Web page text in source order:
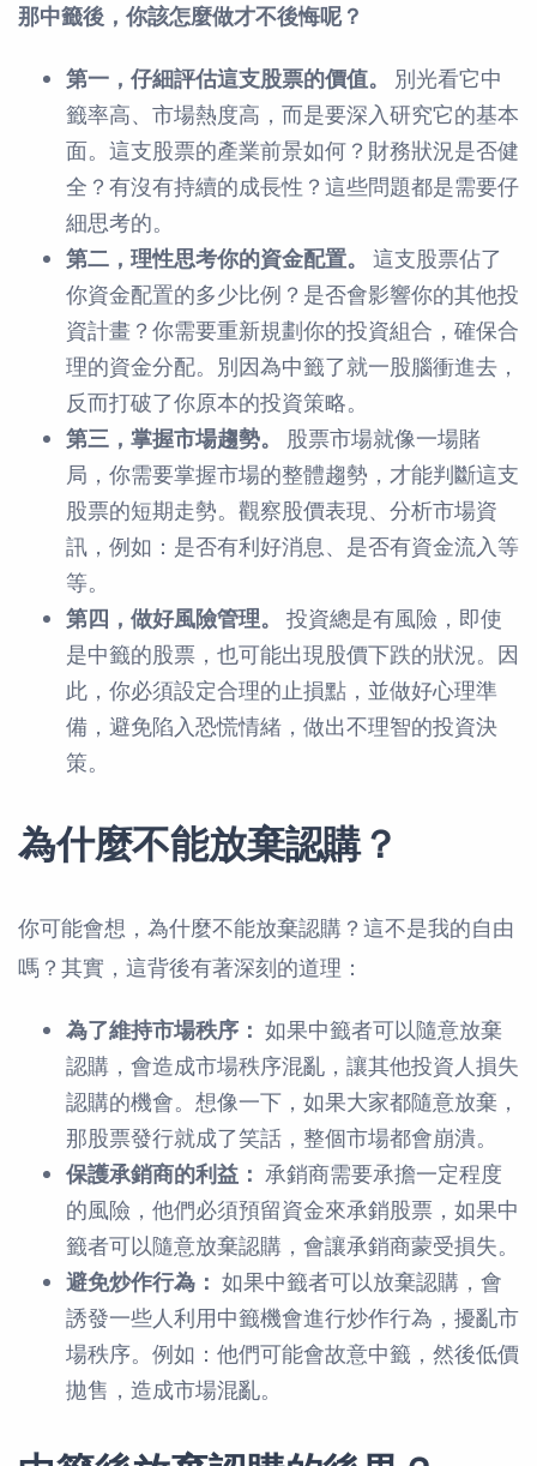
那中籤後，你該怎麼做才不後悔呢？
第一，仔細評估這支股票的價值。
別光看它中
籤率高、市場熱度高，而是要深入研究它的基本
面。這支股票的產業前景如何？財務狀況是否健
全？有沒有持續的成長性？這些問題都是需要仔
細思考的。
第二，理性思考你的資金配置。
這支股票佔了
你資金配置的多少比例？是否會影響你的其他投
資計畫？你需要重新規劃你的投資組合，確保合
理的資金分配。別因為中籤了就一股腦衝進去，
反而打破了你原本的投資策略。
第三，掌握市場趨勢。
股票市場就像一場賭
局，你需要掌握市場的整體趨勢，才能判斷這支
股票的短期走勢。觀察股價表現、分析市場資
訊，例如：是否有利好消息、是否有資金流入等
等。
第四，做好風險管理。
投資總是有風險，即使
是中籤的股票，也可能出現股價下跌的狀況。因
此，你必須設定合理的止損點，並做好心理準
備，避免陷入恐慌情緒，做出不理智的投資決
策。
為什麼不能放棄認購？
你可能會想，為什麼不能放棄認購？這不是我的自由
嗎？其實，這背後有著深刻的道理：
為了維持市場秩序： 如果中籤者可以隨意放棄
認購，會造成市場秩序混亂，讓其他投資人損失
認購的機會。想像一下，如果大家都隨意放棄，
那股票發行就成了笑話，整個市場都會崩潰。
保護承銷商的利益： 承銷商需要承擔一定程度
的風險，他們必須預留資金來承銷股票，如果中
籤者可以隨意放棄認購，會讓承銷商蒙受損失。
避免炒作行為： 如果中籤者可以放棄認購，會
誘發一些人利用中籤機會進行炒作行為，擾亂市
場秩序。例如：他們可能會故意中籤，然後低價
拋售，造成市場混亂。